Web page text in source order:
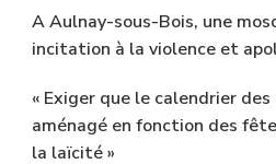
A Aulnay-sous-Bois, une
incitation à la violence et
« Exiger que le calendrier
aménagé en fonction des
la laïcité »